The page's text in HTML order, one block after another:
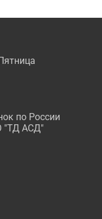
по России
"ТД АСД"